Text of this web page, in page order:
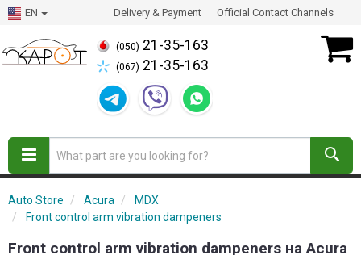
EN Delivery & Payment Official Contact Channels
(050) 21-35-163
(067) 21-35-163
Auto Store Acura
MDX
Front control arm vibration dampeners
Front control arm vibration dampeners на Acura